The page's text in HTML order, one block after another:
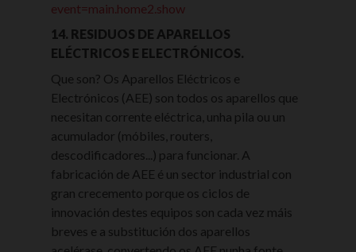
event=main.home2.show
14. RESIDUOS DE APARELLOS
ELÉCTRICOS E ELECTRÓNICOS.
Que son? Os Aparellos Eléctricos e
Electrónicos (AEE) son todos os aparellos que
necesitan corrente eléctrica, unha pila ou un
acumulador (móbiles, routers,
descodificadores...) para funcionar. A
fabricación de AEE é un sector industrial con
gran crecemento porque os ciclos de
innovación destes equipos son cada vez máis
breves e a substitución dos aparellos